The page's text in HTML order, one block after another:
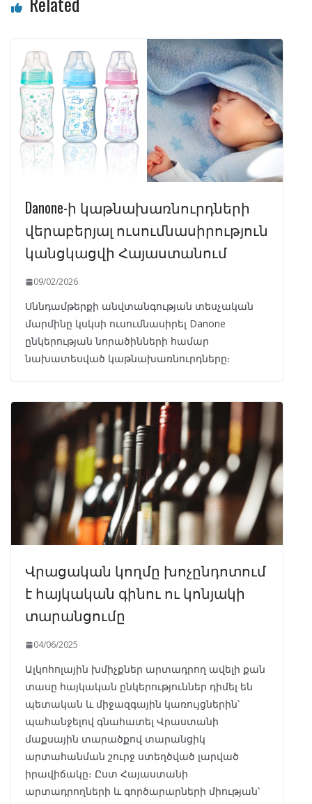
Danone-ի կաթնախառնուրդների
վերաբերյալ ուսումնասիրություն
կանցկացվի Հայաստանում
09/02/2026
Սննդամթերքի անվտանգության տեսչական
մարմինը կսկսի ուսումնասիրել Danone
ընկերության նորածինների համար
նախատեսված կաթնախառնուրդները։
Վրացական կողմը խոչընդոտում
է հայկական գինու ու կոնյակի
տարանցումը
04/06/2025
Ալկոհոլային խմիչքներ արտադրող ավելի քան
տասը հայկական ընկերություններ դիմել են
պետական և միջազգային կառույցներին՝
պահանջելով գնահատել Վրաստանի
մաքսային տարածքով տարանցիկ
արտահանման շուրջ ստեղծված լարված
իրավիճակը։ Ըստ Հայաստանի
արտադրողների և գործարարների միության՝